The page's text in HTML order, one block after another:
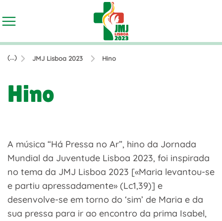
(...) JMJ Lisboa 2023 Hino
Hino
A música “Há Pressa no Ar”, hino da Jornada
Mundial da Juventude Lisboa 2023, foi inspirada
no tema da JMJ Lisboa 2023 [«Maria levantou-se
e partiu apressadamente» (Lc1,39)] e
desenvolve-se em torno do ‘sim’ de Maria e da
sua pressa para ir ao encontro da prima Isabel,